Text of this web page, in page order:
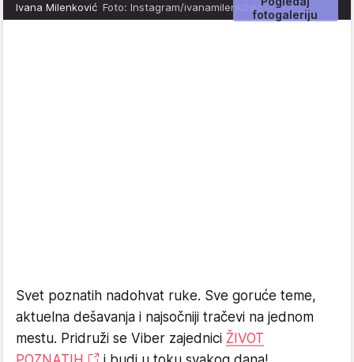
fotogaleriju
Ivana Milenković Foto: Instagram/ivanamilenk0vic
Svet poznatih nadohvat ruke. Sve goruće teme,
aktuelna dešavanja i najsočniji tračevi na jednom
mestu. Pridruži se Viber zajednici ŽIVOT